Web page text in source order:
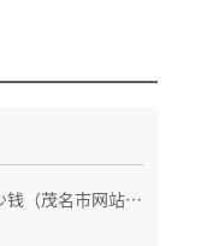
钱（茂名市网站开